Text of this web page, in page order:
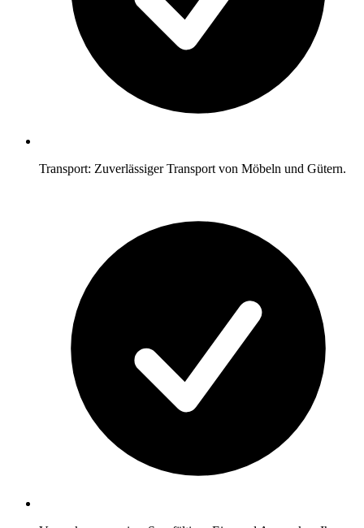
Transport: Zuverlässiger Transport von Möbeln und Gütern.